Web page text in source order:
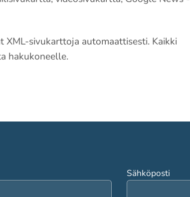
sivukarttoja automaattisesti. Kaikki
hakukoneelle.
Sähköposti